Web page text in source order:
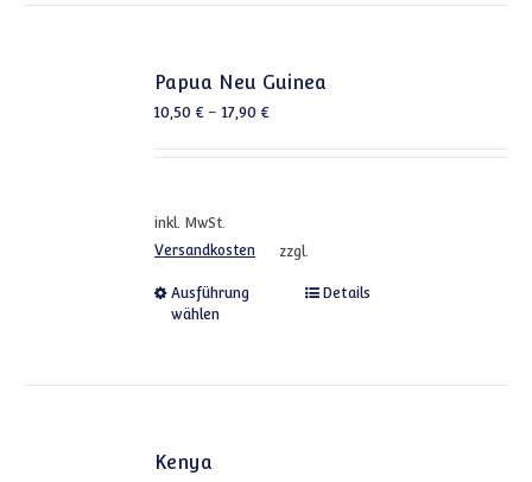
Papua Neu Guinea
10,50€–17,90€
inkl. MwSt.
zzgl.
Versandkosten
Ausführung
wählen
Dieses Produkt weist
Details
Kenya